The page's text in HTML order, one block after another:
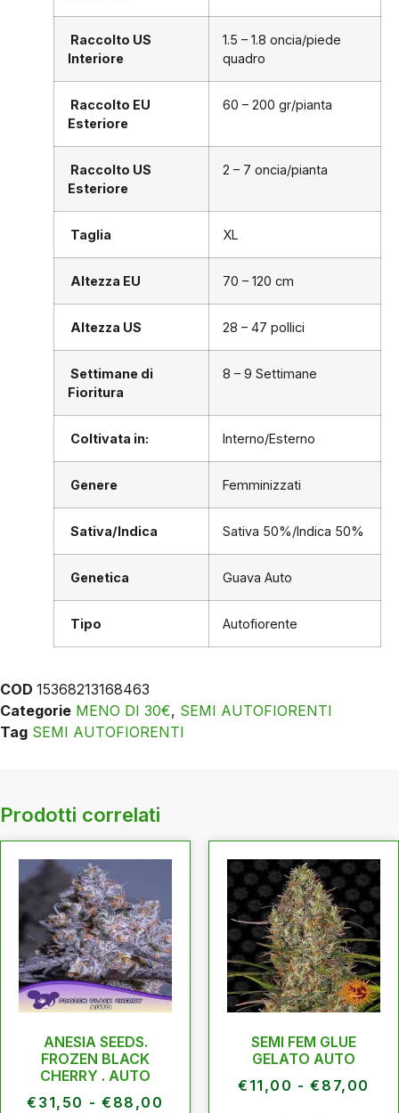
Raccolto US
Interiore
1.5 – 1.8 oncia/piede
quadro
Raccolto EU
Esteriore
60 – 200 gr/pianta
Raccolto US
Esteriore
2 – 7 oncia/pianta
Taglia XL
Altezza EU 70 – 120 cm
Altezza US 28 – 47 pollici
Settimane di
Fioritura
8 – 9 Settimane
Coltivata in: Interno/Esterno
Genere Femminizzati
Sativa/Indica Sativa 50%/Indica 50%
Genetica Guava Auto
Tipo Autofiorente
COD 15368213168463
Categorie MENO DI 30€, SEMI AUTOFIORENTI
Tag SEMI AUTOFIORENTI
Prodotti correlati
ANESIA SEEDS.
FROZEN BLACK
CHERRY . AUTO
€ 31,50 - € 88,00
SEMI FEM GLUE
GELATO AUTO
€ 11,00 - € 87,00